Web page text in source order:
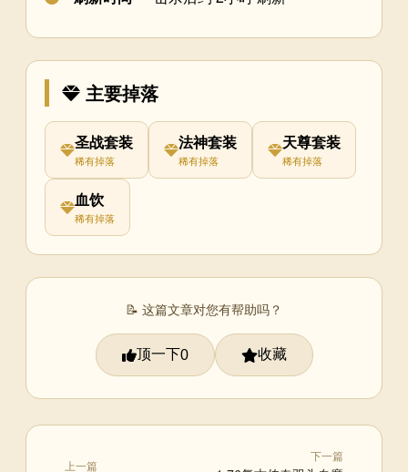
主要掉落
圣战套装
稀有掉落
法神套装
稀有掉落
天尊套装
稀有掉落
血饮
稀有掉落
📝 这篇文章对您有帮助吗？
顶一下0 收藏
上一篇
下一篇